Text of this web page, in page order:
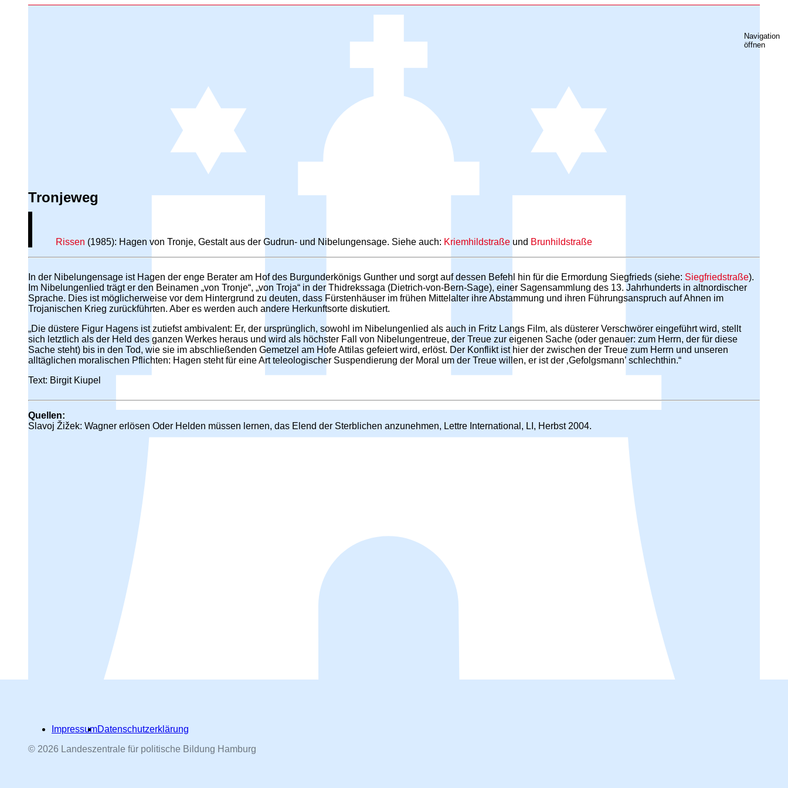
Navigation
öffnen
Tronjeweg
Rissen (1985): Hagen von Tronje, Gestalt aus der Gudrun- und Nibelungensage. Siehe auch: Kriemhildstraße und Brunhildstraße
In der Nibelungensage ist Hagen der enge Berater am Hof des Burgunderkönigs Gunther und sorgt auf dessen Befehl hin für die Ermordung Siegfrieds (siehe: Siegfriedstraße).
Im Nibelungenlied trägt er den Beinamen „von Tronje“, „von Troja“ in der Thidrekssaga (Dietrich-von-Bern-Sage), einer Sagensammlung des 13. Jahrhunderts in altnordischer
Sprache. Dies ist möglicherweise vor dem Hintergrund zu deuten, dass Fürstenhäuser im frühen Mittelalter ihre Abstammung und ihren Führungsanspruch auf Ahnen im
Trojanischen Krieg zurückführten. Aber es werden auch andere Herkunftsorte diskutiert.
„Die düstere Figur Hagens ist zutiefst ambivalent: Er, der ursprünglich, sowohl im Nibelungenlied als auch in Fritz Langs Film, als düsterer Verschwörer eingeführt wird, stellt
sich letztlich als der Held des ganzen Werkes heraus und wird als höchster Fall von Nibelungentreue, der Treue zur eigenen Sache (oder genauer: zum Herrn, der für diese
Sache steht) bis in den Tod, wie sie im abschließenden Gemetzel am Hofe Attilas gefeiert wird, erlöst. Der Konflikt ist hier der zwischen der Treue zum Herrn und unseren
alltäglichen moralischen Pflichten: Hagen steht für eine Art teleologischer Suspendierung der Moral um der Treue willen, er ist der ‚Gefolgsmann’ schlechthin.“
Text: Birgit Kiupel
Quellen:
Slavoj Žižek: Wagner erlösen Oder Helden müssen lernen, das Elend der Sterblichen anzunehmen, Lettre International, LI, Herbst 2004.
ImpressumDatenschutzerklärung
© 2026 Landeszentrale für politische Bildung Hamburg